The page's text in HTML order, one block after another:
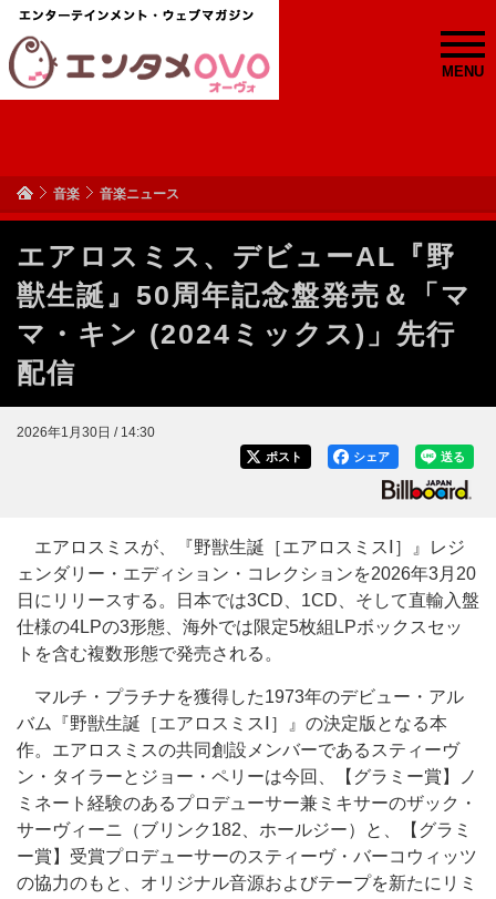
MENU
音楽 音楽ニュース
エアロスミス、デビューAL『野
獣生誕』50周年記念盤発売＆「マ
マ・キン (2024ミックス)」先行
配信
2026年1月30日 / 14:30
送る
シェア
ポスト
エアロスミスが、『野獣生誕［エアロスミスⅠ］』レジ
ェンダリー・エディション・コレクションを2026年3月20
日にリリースする。日本では3CD、1CD、そして直輸入盤
仕様の4LPの3形態、海外では限定5枚組LPボックスセッ
トを含む複数形態で発売される。
マルチ・プラチナを獲得した1973年のデビュー・アル
バム『野獣生誕［エアロスミスⅠ］』の決定版となる本
作。エアロスミスの共同創設メンバーであるスティーヴ
ン・タイラーとジョー・ペリーは今回、【グラミー賞】ノ
ミネート経験のあるプロデューサー兼ミキサーのザック・
サーヴィーニ（ブリンク182、ホールジー）と、【グラミ
ー賞】受賞プロデューサーのスティーヴ・バーコウィッツ
の協力のもと、オリジナル音源およびテープを新たにリミ